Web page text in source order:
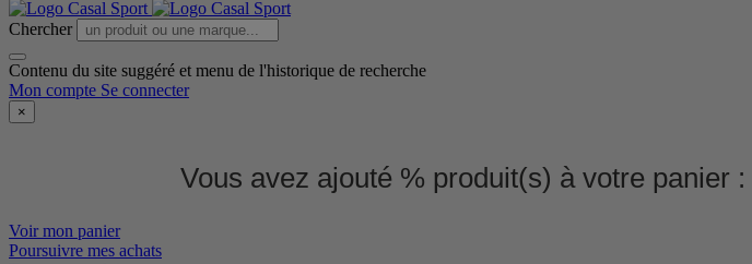
Chercher
Contenu du site suggéré et menu de l'historique de recherche
Mon compte Se connecter
×
Vous avez ajouté % produit(s) à votre panier :
Voir mon panier
Poursuivre mes achats